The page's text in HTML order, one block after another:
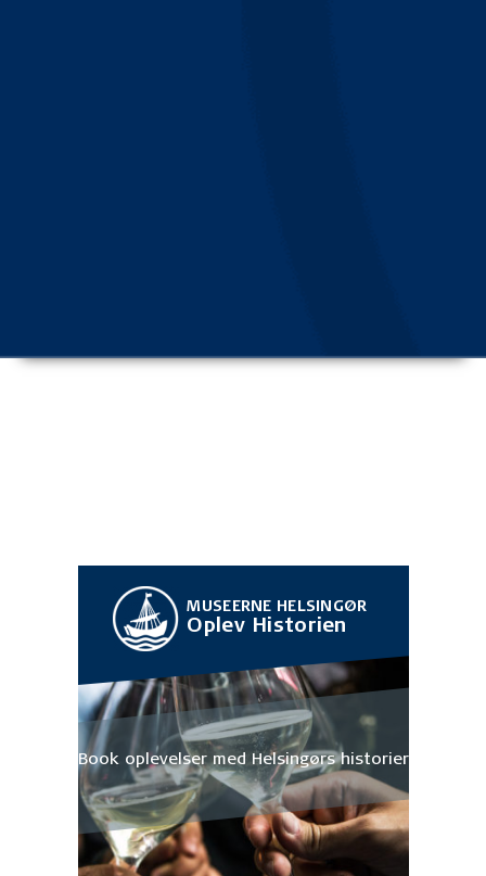
MUSEERNE HELSINGØR
Oplev Historien
Book oplevelser med Helsingørs historier